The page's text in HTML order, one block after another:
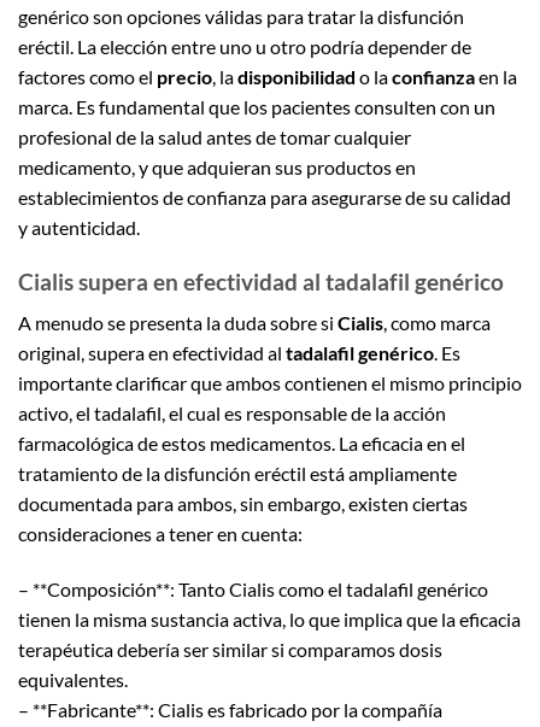
genérico son opciones válidas para tratar la disfunción
eréctil. La elección entre uno u otro podría depender de
factores como el precio, ladisponibilidad o laconfianzaen la
marca. Es fundamental que los pacientes consulten con un
profesional de la salud antes de tomar cualquier
medicamento, y que adquieran sus productos en
establecimientos de confianza para asegurarse de su calidad
y autenticidad.
Cialis supera en efectividad al tadalafil genérico
A menudo se presenta la duda sobre si Cialis, como marca
original, supera en efectividad al tadalafil genérico. Es
importante clarificar que ambos contienen el mismo principio
activo, el tadalafil, el cual es responsable de la acción
farmacológica de estos medicamentos. La eficacia en el
tratamiento de la disfunción eréctil está ampliamente
documentada para ambos, sin embargo, existen ciertas
consideraciones a tener en cuenta:
– **Composición**: Tanto Cialis como el tadalafil genérico
tienen la misma sustancia activa, lo que implica que la eficacia
terapéutica debería ser similar si comparamos dosis
equivalentes.
– **Fabricante**: Cialis es fabricado por la compañía